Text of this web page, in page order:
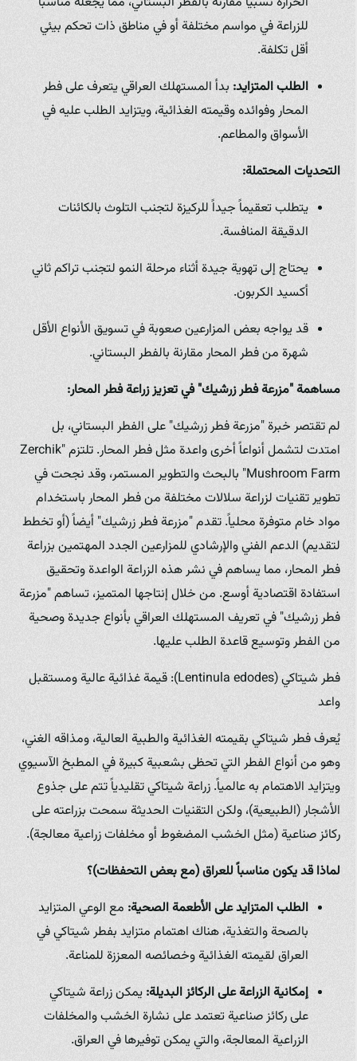
للزراعة في مواسم مختلفة أو في مناطق ذات تحكم بيئي
أقل تكلفة.
الطلب المتزايد:بدأ المستهلك العراقي يتعرف على فطر
المحار وفوائده وقيمته الغذائية، ويتزايد الطلب عليه في
الأسواق والمطاعم.
التحديات المحتملة:
يتطلب تعقيماً جيداً للركيزة لتجنب التلوث بالكائنات
الدقيقة المنافسة.
يحتاج إلى تهوية جيدة أثناء مرحلة النمو لتجنب تراكم ثاني
أكسيد الكربون.
قد يواجه بعض المزارعين صعوبة في تسويق الأنواع الأقل
شهرة من فطر المحار مقارنة بالفطر البستاني.
مساهمة "مزرعة فطر زرشيك" في تعزيز زراعة فطر المحار:
لم تقتصر خبرة "مزرعة فطر زرشيك" على الفطر البستاني، بل
امتدت لتشمل أنواعاً أخرى واعدة مثل فطر المحار. تلتزم "Zerchik
Mushroom Farm" بالبحث والتطوير المستمر، وقد نجحت في
تطوير تقنيات لزراعة سلالات مختلفة من فطر المحار باستخدام
مواد خام متوفرة محلياً. تقدم "مزرعة فطر زرشيك" أيضاً (أو تخطط
لتقديم) الدعم الفني والإرشادي للمزارعين الجدد المهتمين بزراعة
فطر المحار، مما يساهم في نشر هذه الزراعة الواعدة وتحقيق
استفادة اقتصادية أوسع. من خلال إنتاجها المتميز، تساهم "مزرعة
فطر زرشيك" في تعريف المستهلك العراقي بأنواع جديدة وصحية
من الفطر وتوسيع قاعدة الطلب عليها.
فطر شيتاكي (Lentinula edodes): قيمة غذائية عالية ومستقبل
واعد
يُعرف فطر شيتاكي بقيمته الغذائية والطبية العالية، ومذاقه الغني،
وهو من أنواع الفطر التي تحظى بشعبية كبيرة في المطبخ الآسيوي
ويتزايد الاهتمام به عالمياً. زراعة شيتاكي تقليدياً تتم على جذوع
الأشجار (الطبيعية)، ولكن التقنيات الحديثة سمحت بزراعته على
ركائز صناعية (مثل الخشب المضغوط أو مخلفات زراعية معالجة).
لماذا قد يكون مناسباً للعراق (مع بعض التحفظات)؟
الطلب المتزايد على الأطعمة الصحية:مع الوعي المتزايد
بالصحة والتغذية، هناك اهتمام متزايد بفطر شيتاكي في
العراق لقيمته الغذائية وخصائصه المعززة للمناعة.
إمكانية الزراعة على الركائز البديلة:يمكن زراعة شيتاكي
على ركائز صناعية تعتمد على نشارة الخشب والمخلفات
الزراعية المعالجة، والتي يمكن توفيرها في العراق.